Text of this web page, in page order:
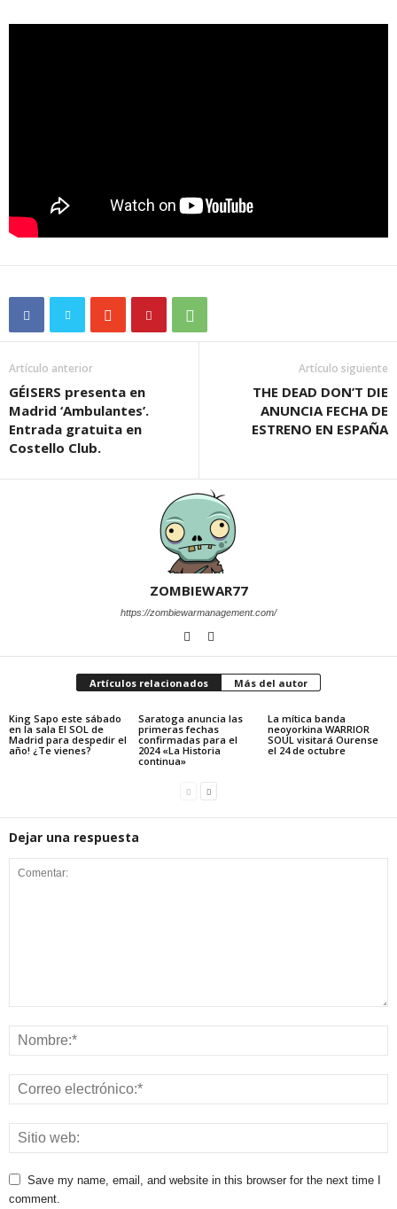
Artículo anterior
GÉISERS presenta en
Madrid ‘Ambulantes’.
Entrada gratuita en
Costello Club.
Artículo siguiente
THE DEAD DON’T DIE
ANUNCIA FECHA DE
ESTRENO EN ESPAÑA
ZOMBIEWAR77
https://zombiewarmanagement.com/
Artículos relacionados Más del autor
King Sapo este sábado
en la sala El SOL de
Madrid para despedir el
año! ¿Te vienes?
Saratoga anuncia las
primeras fechas
confirmadas para el
2024 «La Historia
continua»
La mítica banda
neoyorkina WARRIOR
SOUL visitará Ourense
el 24 de octubre
Dejar una respuesta
Save my name, email, and website in this browser for the next time I
comment.